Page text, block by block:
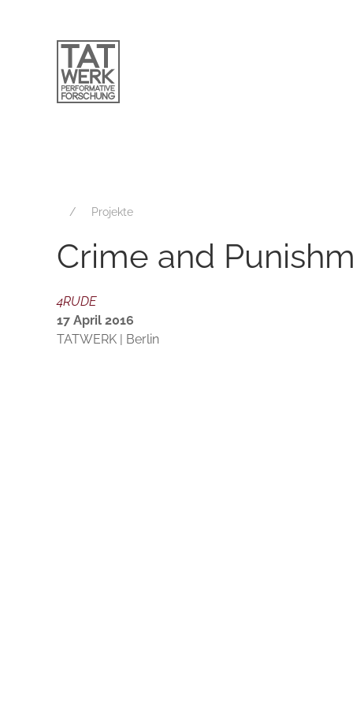
Projekte
Crime and
4RUDE
17 April 2016
TATWERK | Berlin